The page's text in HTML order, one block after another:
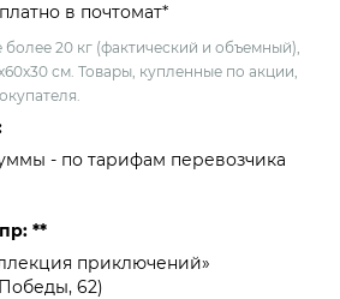
в почтомат*
20 кг (фактический и объемный),
см. Товары, купленные по акции,
- по тарифам перевозчика
**
приключений»
62)